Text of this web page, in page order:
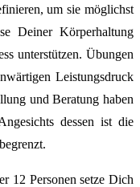
um sie möglichst
Deiner Körperhaltung
unterstützen. Übungen
Leistungsdruck
und Beratung haben
dessen ist die
12 Personen setze Dich